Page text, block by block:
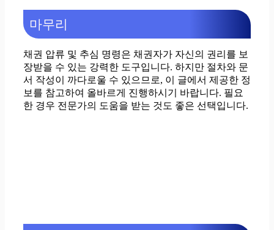
마무리
채권 압류 및 추심 명령은 채권자가 자신의 권리를 보
장받을 수 있는 강력한 도구입니다. 하지만 절차와 문
서 작성이 까다로울 수 있으므로, 이 글에서 제공한 정
보를 참고하여 올바르게 진행하시기 바랍니다. 필요
한 경우 전문가의 도움을 받는 것도 좋은 선택입니다.